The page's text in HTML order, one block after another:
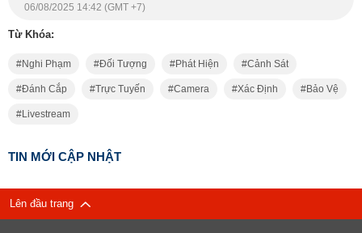
06/08/2025 14:42 (GMT +7)
Từ Khóa:
Nghi Phạm Đối Tượng Phát Hiện Cảnh Sát
Đánh Cắp Trực Tuyến Camera Xác Định Bảo Vệ
Livestream
TIN MỚI CẬP NHẬT
Lên đầu trang